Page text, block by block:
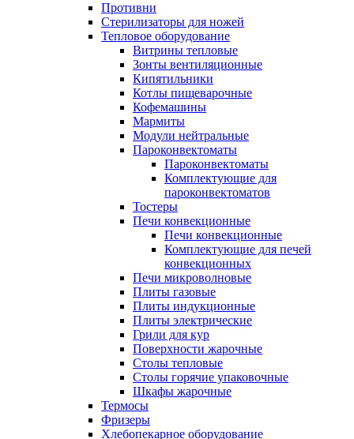
Противни
Стерилизаторы для ножей
Тепловое оборудование
Витрины тепловые
Зонты вентиляционные
Кипятильники
Котлы пищеварочные
Кофемашины
Мармиты
Модули нейтральные
Пароконвектоматы
Пароконвектоматы
Комплектующие для
пароконвектоматов
Тостеры
Печи конвекционные
Печи конвекционные
Комплектующие для печей
конвекционных
Печи микроволновые
Плиты газовые
Плиты индукционные
Плиты электрические
Грили для кур
Поверхности жарочные
Столы тепловые
Столы горячие упаковочные
Шкафы жарочные
Термосы
Фризеры
Хлебопекарное оборудование